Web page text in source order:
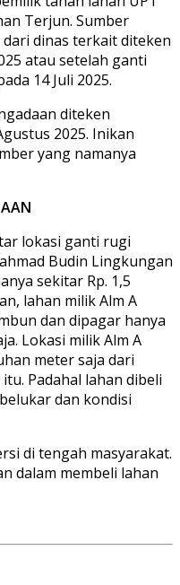
Terjun. Sumber
dinas terkait diteken
atau setelah ganti
14 Juli 2025.
diteken
2025. Inikan
yang namanya
lokasi ganti rugi
Budin Lingkungan
sekitar Rp. 1,5
lahan milik Alm A
dan dipagar hanya
Lokasi milik Alm A
meter saja dari
Padahal lahan dibeli
dan kondisi
di tengah masyarakat.
dalam membeli lahan